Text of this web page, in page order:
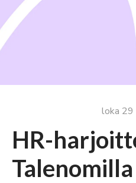
loka 29
HR-
Talenomilla